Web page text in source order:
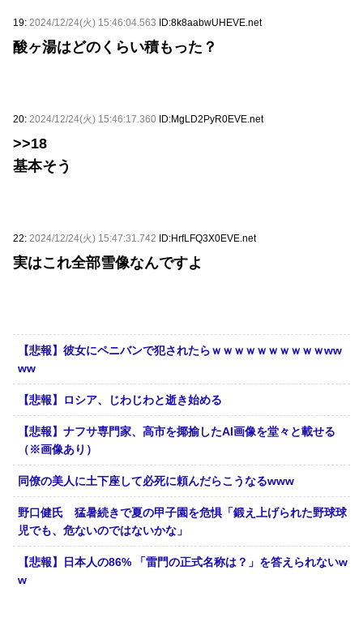
19: 2024/12/24(火) 15:46:04.563 ID:8k8aabwUHEVE.net
酸ヶ湯はどのくらい積もった？
20: 2024/12/24(火) 15:46:17.360 ID:MgLD2PyR0EVE.net
>>18
基本そう
22: 2024/12/24(火) 15:47:31.742 ID:HrfLFQ3X0EVE.net
実はこれ全部雪像なんですよ
【悲報】彼女にペニバンで犯されたらｗｗｗｗｗｗｗｗｗｗww
ww
【悲報】ロシア、じわじわと逝き始める
【悲報】ナフサ専門家、高市を揶揄したAI画像を堂々と載せる
（※画像あり）
同僚の美人に土下座して必死に頼んだらこうなるwww
野口健氏 猛暑続きで夏の甲子園を危惧「鍛え上げられた野球球
児でも、危ないのではないかな」
【悲報】日本人の86% 「雷門の正式名称は？」を答えられないw
w